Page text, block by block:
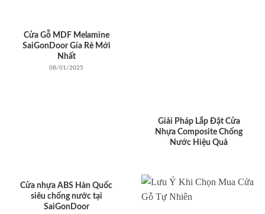
Cửa Gỗ MDF Melamine
SaiGonDoor Gía Rẻ Mới
Nhất
08/01/2025
Giải Pháp Lắp Đặt Cửa
Nhựa Composite Chống
Nước Hiệu Quả
Cửa nhựa ABS Hàn Quốc
siêu chống nước tại
SaiGonDoor